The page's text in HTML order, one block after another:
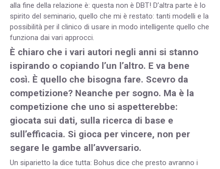
alla fine della relazione è: questa non è DBT! D’altra parte è lo
spirito del seminario, quello che mi è restato: tanti modelli e la
possibilità per il clinico di usare in modo intelligente quello che
funziona dai vari approcci.
È chiaro che i vari autori negli anni si stanno
ispirando o copiando l’un l’altro. E va bene
così. È quello che bisogna fare. Scevro da
competizione? Neanche per sogno. Ma è la
competizione che uno si aspetterebbe:
giocata sui dati, sulla ricerca di base e
sull’efficacia. Si gioca per vincere, non per
segare le gambe all’avversario.
Un siparietto la dice tutta: Bohus dice che presto avranno i